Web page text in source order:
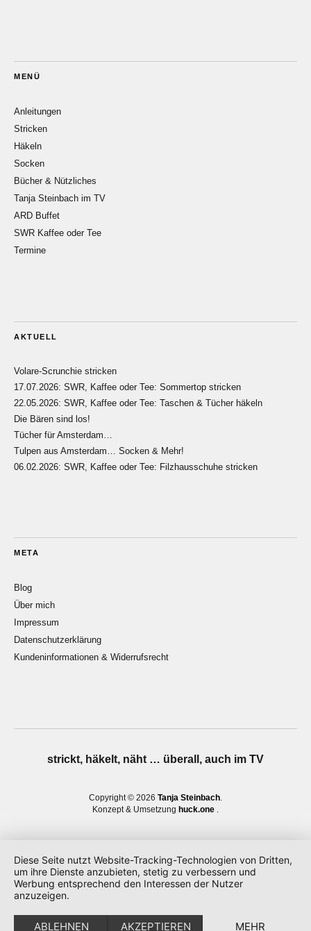
MENÜ
Anleitungen
Stricken
Häkeln
Socken
Bücher & Nützliches
Tanja Steinbach im TV
ARD Buffet
SWR Kaffee oder Tee
Termine
AKTUELL
Volare-Scrunchie stricken
17.07.2026: SWR, Kaffee oder Tee: Sommertop stricken
22.05.2026: SWR, Kaffee oder Tee: Taschen & Tücher häkeln
Die Bären sind los!
Tücher für Amsterdam…
Tulpen aus Amsterdam… Socken & Mehr!
06.02.2026: SWR, Kaffee oder Tee: Filzhausschuhe stricken
META
Blog
Über mich
Impressum
Datenschutzerklärung
Kundeninformationen & Widerrufsrecht
strickt, häkelt, näht … überall, auch im TV
Copyright © 2026 Tanja Steinbach
Konzept & Umsetzung huck.one
Diese Seite nutzt Website-Tracking-Technologien von Dritten,
um ihre Dienste anzubieten, stetig zu verbessern und
Werbung entsprechend den Interessen der Nutzer
anzuzeigen.
ABLEHNEN AKZEPTIEREN MEHR